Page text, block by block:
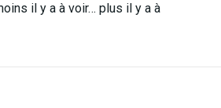
il y a à voir… plus il y a à